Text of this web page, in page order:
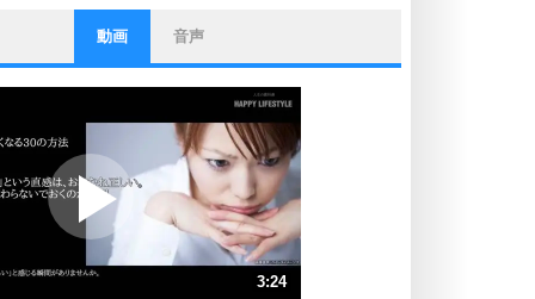
ストレス対策
他人と比べない。
いっそのこと、他人を見ない。
ポジティブになれない原因は、行動
しないから。
ポジティブ思考になる30の方法
ストレス対策
動画 音声
3:24